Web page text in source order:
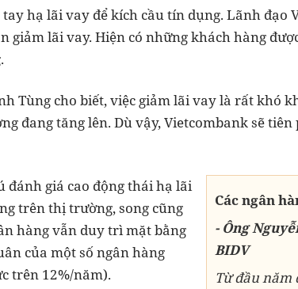
hạ lãi vay để kích cầu tín dụng. Lãnh đạo
giảm lãi vay. Hiện có những khách hàng
Tùng cho biết, việc giảm lãi vay là rất khó
đang tăng lên. Dù vậy, Vietcombank sẽ
Các ngân
- Ông
BIDV
Từ đầu năm
đánh giá cao động thái hạ lãi
trên thị trường, song cũng
hàng vẫn duy trì mặt bằng
của một số ngân hàng
trên 12%/năm).